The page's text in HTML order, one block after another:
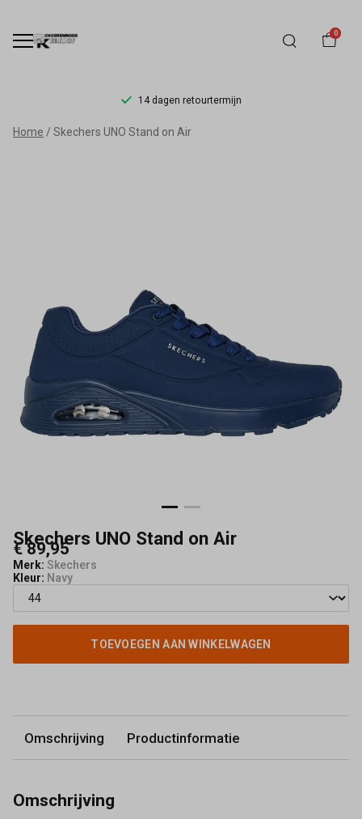
0
14 dagen retourtermijn
Skechers
Schoenmode
Kerkhof
Home Skechers UNO Stand on Air
Skechers UNO Stand on Air
€ 89,95
Merk: Skechers
Kleur: Navy
TOEVOEGEN AAN WINKELWAGEN
Omschrijving Productinformatie
Omschrijving